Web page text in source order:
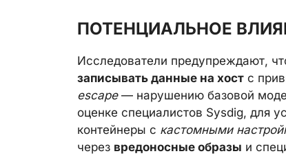
ПОТЕНЦИАЛЬНОЕ
Исследователи предупреждают,
записывать данные на хост с
escape— нарушению базовой
оценке специалистов Sysdig, для
контейнеры с кастомными
через вредоносные образы и